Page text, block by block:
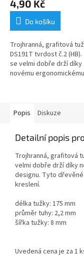
4,90 Kč
Do košíku
Trojhranná, grafitová
DS191T tvrdost č.2
se velmi dobře drží díky
novému ergonomickému
Popis
Diskuze
Detailní popis
Trojhranná, grafitová
velmi dobře drží díky
designu. Tyto
kreslení.
délka tužky: 175 mm
průměr tuhy: 2,2 mm
šířka tužky: 8 mm
Uvedená cena je za 1